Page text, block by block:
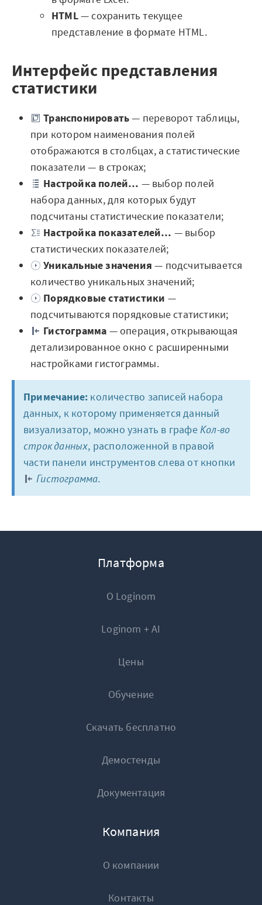
HTML— сохранить текущее
представление в формате HTML.
Интерфейс представления
статистики
Транспонировать— переворот таблицы,
при котором наименования полей
отображаются в столбцах, а статистические
показатели — в строках;
Настройка полей… — выбор полей
набора данных, для которых будут
подсчитаны статистические показатели;
Настройка показателей… — выбор
статистических показателей;
Уникальные значения — подсчитывается
количество уникальных значений;
Порядковые статистики —
подсчитываются порядковые статистики;
Гистограмма — операция, открывающая
детализированное окно с расширенными
настройками гистограммы.
Примечание: количество записей набора
данных, к которому применяется данный
визуализатор, можно узнать в графеКол-во
строк данных, расположенной в правой
части панели инструментов слева от кнопки
Гистограмма.
Платформа
О Loginom
Loginom + AI
Цены
Обучение
Скачать бесплатно
Демостенды
Документация
Компания
О компании
Контакты